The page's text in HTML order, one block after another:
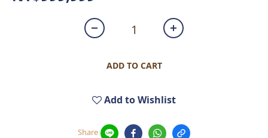
ADD TO CART
Add to Wishlist
Share